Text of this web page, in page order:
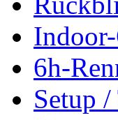
6h-
Setup